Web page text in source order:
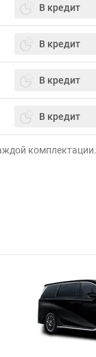
В кредит
В кредит
В кредит
В кредит
комплектации.